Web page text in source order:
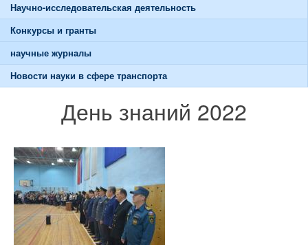
Научно-исследовательская деятельность
Конкурсы и гранты
научные журналы
Новости науки в сфере транспорта
День знаний 2022